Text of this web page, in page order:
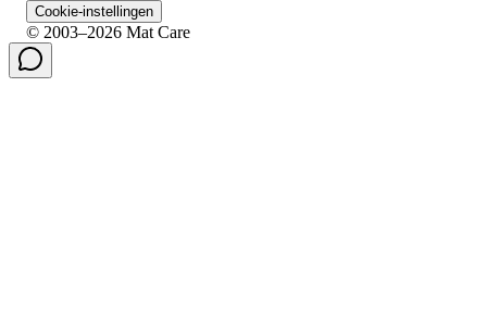
Cookie-instellingen
© 2003–2026 Mat Care